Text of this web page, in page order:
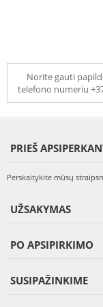
Norite gauti
telefono numeriu
PRIEŠ
Perskaitykite mūsų
UŽSAKYMAS
PO APSIPIRKIMO
SUSIPAŽINKIME